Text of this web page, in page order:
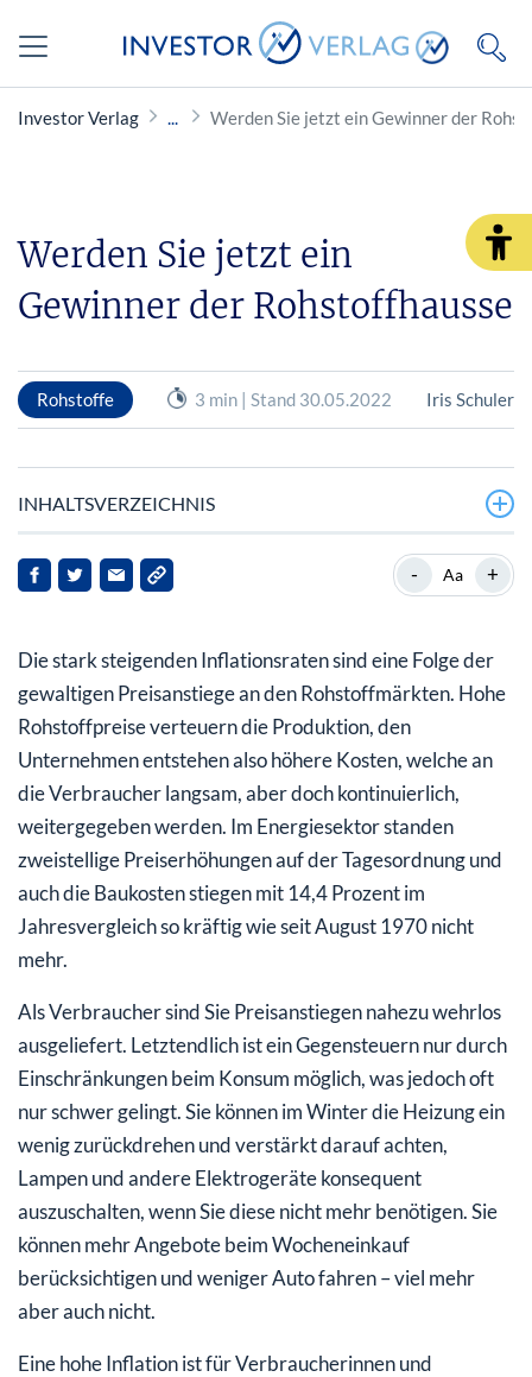
Investor Verlag Werden Sie jetzt ein Gewinner der
Werden Sie jetzt ein
Gewinner der Rohstoffhausse
Rohstoffe 3 min | Stand 30.05.2022 Iris Schuler
INHALTSVERZEICHNIS
Gold und Silber als Basisinvestment
Nehmen Sie Gewinnchancen aus dem
Düngemittelsektor mit
- Aa +
Die stark steigenden Inflationsraten sind eine Folge der
gewaltigen Preisanstiege an den Rohstoffmärkten. Hohe
Rohstoffpreise verteuern die Produktion, den
Unternehmen entstehen also höhere Kosten, welche an
die Verbraucher langsam, aber doch kontinuierlich,
weitergegeben werden. Im Energiesektor standen
zweistellige Preiserhöhungen auf der Tagesordnung und
auch die Baukosten stiegen mit 14,4 Prozent im
Jahresvergleich so kräftig wie seit August 1970 nicht
mehr.
Als Verbraucher sind Sie Preisanstiegen nahezu wehrlos
ausgeliefert. Letztendlich ist ein Gegensteuern nur durch
Einschränkungen beim Konsum möglich, was jedoch oft
nur schwer gelingt. Sie können im Winter die Heizung ein
wenig zurückdrehen und verstärkt darauf achten,
Lampen und andere Elektrogeräte konsequent
auszuschalten, wenn Sie diese nicht mehr benötigen. Sie
können mehr Angebote beim Wocheneinkauf
berücksichtigen und weniger Auto fahren – viel mehr
aber auch nicht.
Eine hohe Inflation ist für Verbraucherinnen und